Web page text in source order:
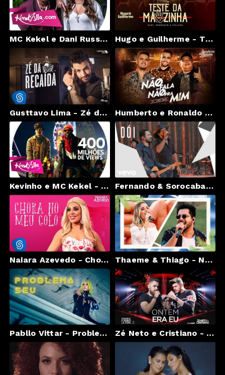
MC Kekel e Dani Russo - Solteiro Nunca Está Só (kondzilla.com) Hugo e Guilherme - TESTE DA MÃOZINHA part. Henrique e Juliano - DVD No Pelo em Campo Grande
Gusttavo Lima - Zé da Recaída - #OEmbaixador Humberto e Ronaldo - Não Fala Não Pra Mim feat. Jerry Smith
Kevinho e MC Kekel - O Bebê (kondzilla.com) Fernando & Sorocaba - Dói (Ao Vivo)
Naiara Azevedo - Chora No Meu Colo (Clipe Oficial) Thaeme & Thiago - Não Desgruda (Clipe Oficial)
Pabllo Vittar - Problema Seu (Official Music Video) Zé Neto e Cristiano - ONTEM ERA EU - #EsqueceOMundoLaFora